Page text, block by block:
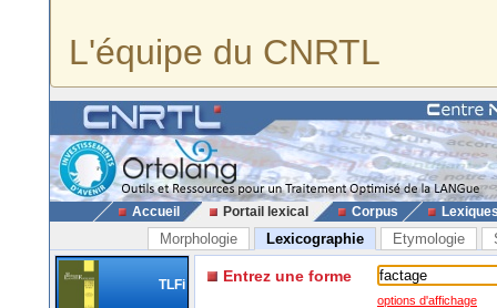
L'équipe du CNRTL
Accueil Portail lexical Corpus
Morphologie Lexicographie Etymologie
TLFi Entrez une forme
options d'affichage